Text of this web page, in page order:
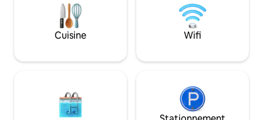
de sport et de plusieurs terrasses. Situé
dans un Kisla, un quartier haut de
gamme très demandé à Kalkan, il offre
un environnement paisible et relaxant.
demande
Cuisine Wifi